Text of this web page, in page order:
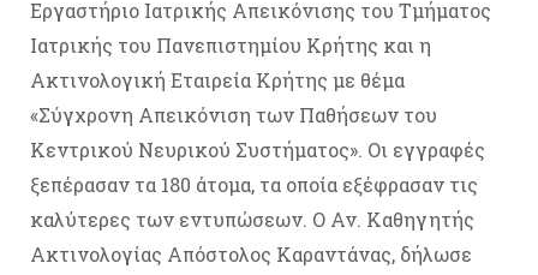
Εργαστήριο Ιατρικής Απεικόνισης του Τμήματος
Ιατρικής του Πανεπιστημίου Κρήτης και η
Ακτινολογική Εταιρεία Κρήτης με θέμα
«Σύγχρονη Απεικόνιση των Παθήσεων του
Κεντρικού Νευρικού Συστήματος». Οι εγγραφές
ξεπέρασαν τα 180 άτομα, τα οποία εξέφρασαν τις
καλύτερες των εντυπώσεων. Ο Αν. Καθηγητής
Ακτινολογίας Απόστολος Καραντάνας, δήλωσε